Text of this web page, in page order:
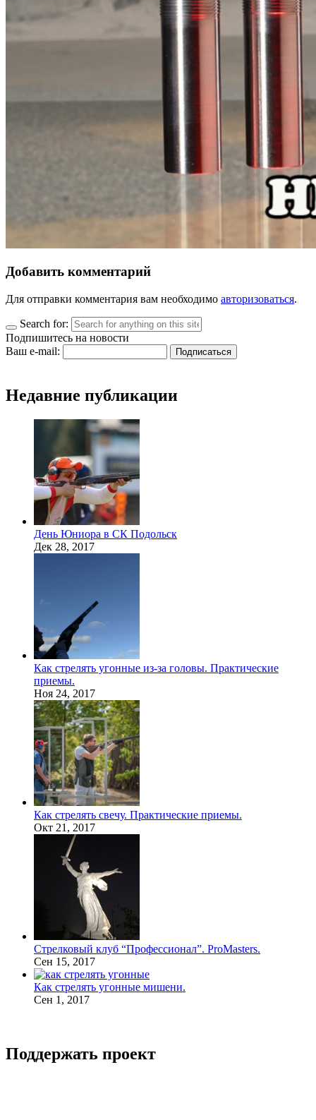
Добавить комментарий
Для отправки комментария вам необходимо авторизоваться.
Search for:
Подпишитесь на новости
Ваш e-mail:
Недавние публикации
День Юниора в СК Подольск
Дек 28, 2017
Как стрелять угонные из-за головы. Практические
приемы.
Ноя 24, 2017
Как стрелять свечу. Практические приемы.
Окт 21, 2017
Стрелковый клуб “Профессионал”. ProMasters.
Сен 15, 2017
Как стрелять угонные мишени.
Сен 1, 2017
Поддержать проект